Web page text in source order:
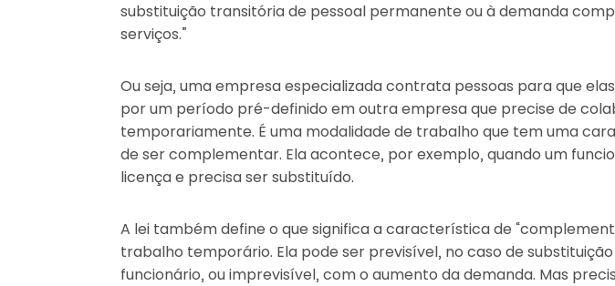
substituição transitória de pessoal permanente ou à demanda
serviços.”
Ou seja, uma empresa especializada contrata pessoas para que
por um período pré-definido em outra empresa que precise de
temporariamente. É uma modalidade de trabalho que tem uma
de ser complementar. Ela acontece, por exemplo, quando um
licença e precisa ser substituído.
A lei também define o que significa a característica de
trabalho temporário. Ela pode ser previsível, no caso de
funcionário, ou imprevisível, com o aumento da demanda. Mas